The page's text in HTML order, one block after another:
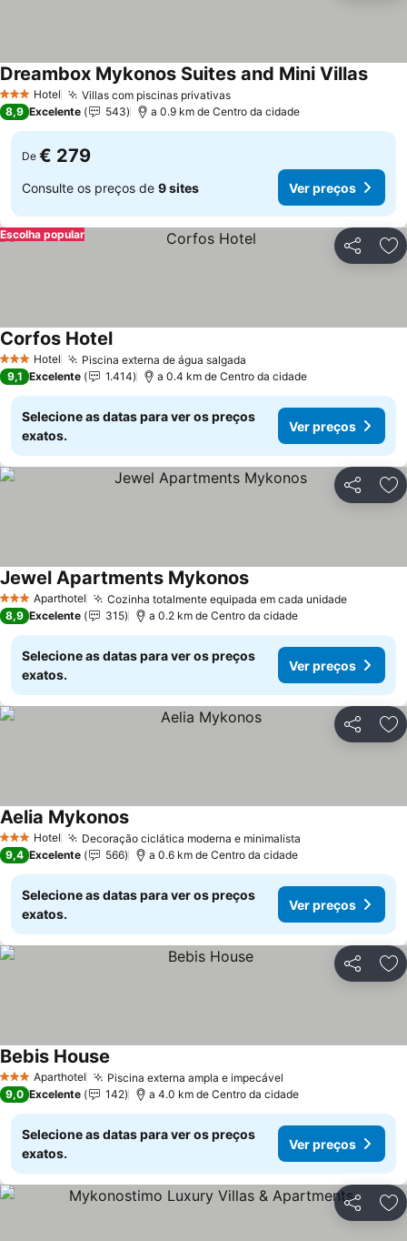
3 EstrelasHotel Villas com piscinas privativas
Dreambox Mykonos Suites and Mini Villas
8,9 Excelente 543 a 0.9 km de Centro da cidade
De € 279
Consulte os preços de 9 sites Ver preços
Partilhar
Escolha popular
3 EstrelasHotel Piscina externa de água salgada
Corfos Hotel
9,1 Excelente 1.414 a 0.4 km de Centro da cidade
Selecione as datas para ver os preços
exatos.
Ver preços
Partilhar
3 EstrelasAparthotel Cozinha totalmente equipada em cada unidade
Jewel Apartments Mykonos
8,9 Excelente 315 a 0.2 km de Centro da cidade
Selecione as datas para ver os preços
exatos.
Ver preços
Partilhar
3 EstrelasHotel Decoração ciclática moderna e minimalista
Aelia Mykonos
9,4 Excelente 566 a 0.6 km de Centro da cidade
Selecione as datas para ver os preços
exatos.
Ver preços
Partilhar
3 EstrelasAparthotel Piscina externa ampla e impecável
Bebis House
9,0 Excelente 142 a 4.0 km de Centro da cidade
Selecione as datas para ver os preços
exatos.
Ver preços
Partilhar